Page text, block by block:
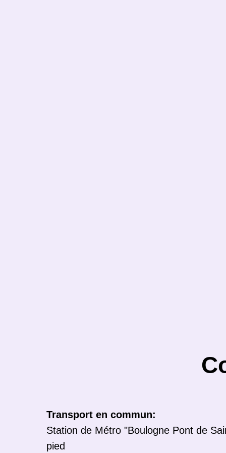
Transport en commun:
Station de Métro "Boulogne Pont de
pied